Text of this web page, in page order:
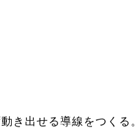
き出せる導線をつくる。